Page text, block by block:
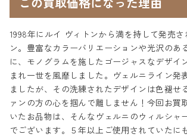
1998年にルイ ヴィトンから満を持して発売さ
ン。豊富なカラーバリエーションや光沢のあ
に、モノグラムを施したゴージャスなデザイ
まれ一世を風靡しました。ヴェルニライン発
ましたが、その洗練されたデザインは色褪せ
ァンの方の心を掴んで離しません！今回お買
いたお品物は、そんなヴェルニのウィルシャ
でございます。５年以上ご使用されていたに